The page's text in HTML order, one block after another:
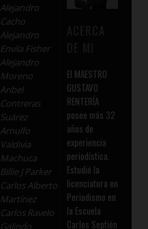
Alejandro
Cacho
Alejandro
Envila Fisher
Alejandro
Moreno
Aribel
Contreras
Suárez
Arnulfo
Valdivia
Machuca
Billie J Parker
Carlos Alberto
Martínez
Carlos Ravelo
Galindo
El MAESTRO
GUSTAVO
RENTERÍA
posee más 32
años de
experiencia
periodística.
Estudió la
licenciatura en
Periodismo en
la Escuela
Carlos Septién